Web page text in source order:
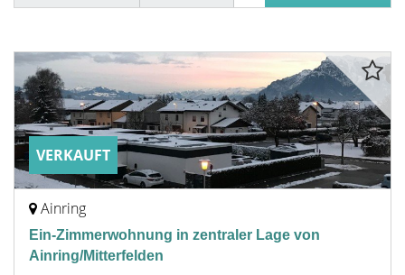
VERKAUFT
Ainring
Ein-Zimmerwohnung in zentraler Lage von
Ainring/Mitterfelden